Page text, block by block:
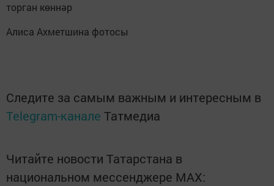
торган көннәр
Алиса Ахметшина фотосы
Следите за самым важным и интересным в
Telegram-канале Татмедиа
Читайте новости Татарстана в
национальном мессенджере MАХ: